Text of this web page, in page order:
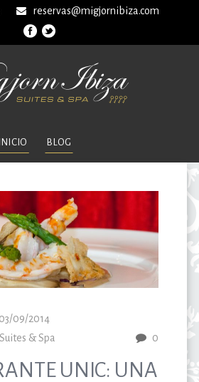
reservas@migjornibiza.com
INICIO BLOG
03/09/2014
& Spa
0
UNIC: UNA